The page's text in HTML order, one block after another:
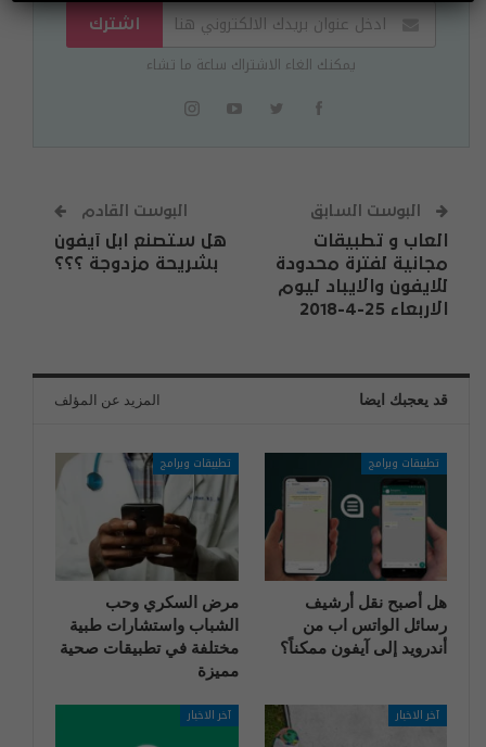
اشترك
يمكنك الغاء الاشتراك ساعة ما تشاء
البوست السابق
العاب و تطبيقات
مجانية لفترة محدودة
للايفون والايباد ليوم
الاربعاء 25-4-2018
البوست القادم
هل ستصنع ابل آيفون
بشريحة مزدوجة ؟؟؟
قد يعجبك ايضا المزيد عن المؤلف
تطبيقات وبرامج
هل أصبح نقل أرشيف
رسائل الواتس اب من
أندرويد إلى آيفون ممكناً؟
تطبيقات وبرامج
مرض السكري وحب
الشباب واستشارات طبية
مختلفة في تطبيقات صحية
مميزة
آخر الاخبار آخر الاخبار